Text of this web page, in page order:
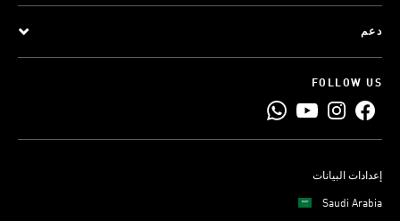
دعم
FOLLOW US
إعدادات البيانات
Saudi Arabia